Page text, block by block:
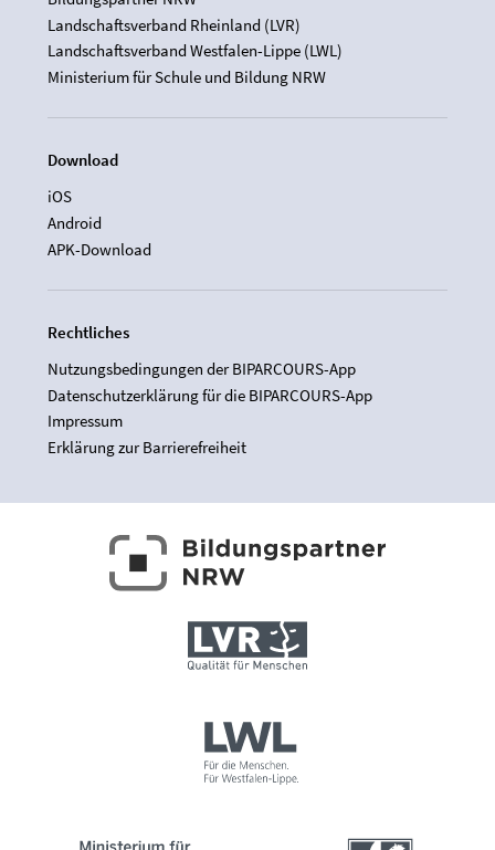
Landschaftsverband Rheinland (LVR)
Landschaftsverband Westfalen-Lippe (LWL)
Ministerium für Schule und Bildung NRW
Download
iOS
Android
APK-Download
Rechtliches
Nutzungsbedingungen der BIPARCOURS-App
Datenschutzerklärung für die BIPARCOURS-App
Impressum
Erklärung zur Barrierefreiheit